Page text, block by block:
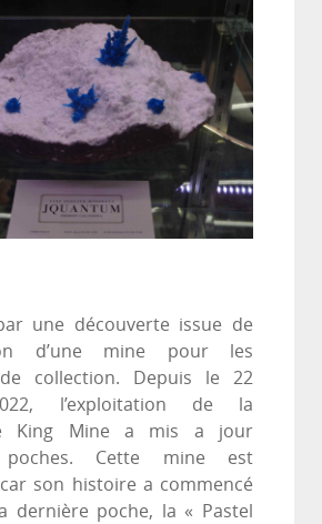
une découverte issue de
d’une mine pour les
collection. Depuis le 22
l’exploitation de la
King Mine a mis a jour
poches. Cette mine est
son histoire a commencé
dernière poche, la « Pastel